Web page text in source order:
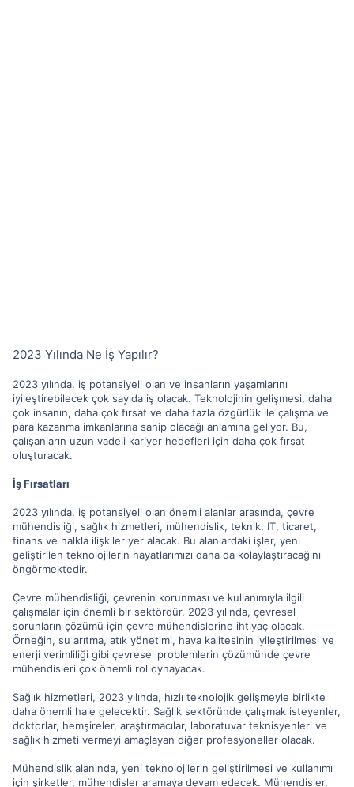
2023 Yılında Ne İş Yapılır?
2023 yılında, iş potansiyeli olan ve insanların yaşamlarını
iyileştirebilecek çok sayıda iş olacak. Teknolojinin gelişmesi, daha
çok insanın, daha çok fırsat ve daha fazla özgürlük ile çalışma ve
para kazanma imkanlarına sahip olacağı anlamına geliyor. Bu,
çalışanların uzun vadeli kariyer hedefleri için daha çok fırsat
oluşturacak.
İş Fırsatları
2023 yılında, iş potansiyeli olan önemli alanlar arasında, çevre
mühendisliği, sağlık hizmetleri, mühendislik, teknik, IT, ticaret,
finans ve halkla ilişkiler yer alacak. Bu alanlardaki işler, yeni
geliştirilen teknolojilerin hayatlarımızı daha da kolaylaştıracağını
öngörmektedir.
Çevre mühendisliği, çevrenin korunması ve kullanımıyla ilgili
çalışmalar için önemli bir sektördür. 2023 yılında, çevresel
sorunların çözümü için çevre mühendislerine ihtiyaç olacak.
Örneğin, su arıtma, atık yönetimi, hava kalitesinin iyileştirilmesi ve
enerji verimliliği gibi çevresel problemlerin çözümünde çevre
mühendisleri çok önemli rol oynayacak.
Sağlık hizmetleri, 2023 yılında, hızlı teknolojik gelişmeyle birlikte
daha önemli hale gelecektir. Sağlık sektöründe çalışmak isteyenler,
doktorlar, hemşireler, araştırmacılar, laboratuvar teknisyenleri ve
sağlık hizmeti vermeyi amaçlayan diğer profesyoneller olacak.
Mühendislik alanında, yeni teknolojilerin geliştirilmesi ve kullanımı
için şirketler, mühendisler aramaya devam edecek. Mühendisler,